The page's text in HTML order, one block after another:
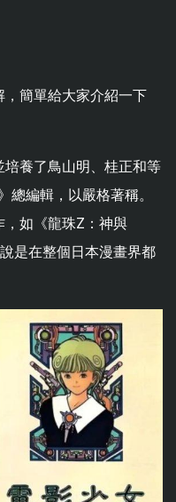
簡單給大家介紹一下
養了鳥山明、桂正和等
總編輯，以嚴格著稱。
如《龍珠Z：神與
是在整個日本漫畫界都